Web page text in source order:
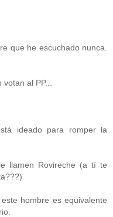
que he escuchado nunca.
al PP...
ideado para romper la
llamen Rovireche (a tí te
hombre es equivalente